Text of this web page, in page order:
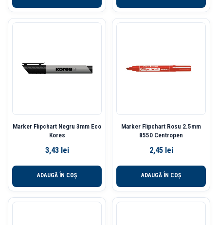
Marker Flipchart Negru 3mm Eco
Kores
3,43 lei
ADAUGĂ ÎN COȘ
Marker Flipchart Rosu 2.5mm
8550 Centropen
2,45 lei
ADAUGĂ ÎN COȘ